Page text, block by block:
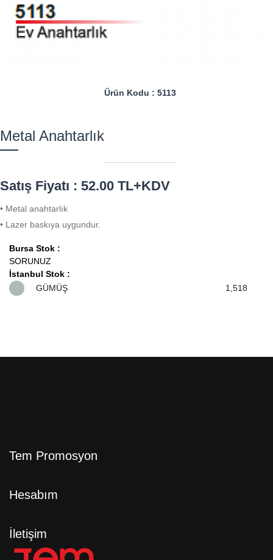
Metal Anahtarlık
Ürün Kodu : 5113
Satış Fiyatı : 52.00 TL+KDV
• Metal anahtarlık
• Lazer baskıya uygundur.
Bursa Stok :
SORUNUZ
İstanbul Stok :
GÜMÜŞ
1,518
Tem Promosyon
Hesabım
İletişim